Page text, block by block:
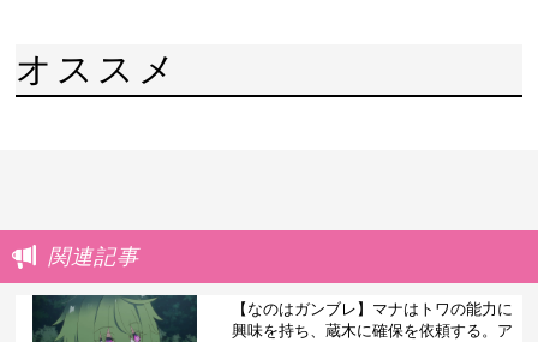
オススメ
関連記事
【なのはガンブレ】マナはトワの能力に
興味を持ち、蔵木に確保を依頼する。ア